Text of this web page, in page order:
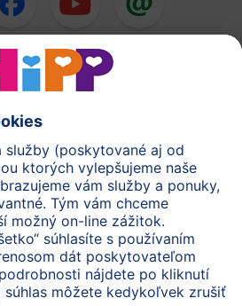
HiPP Príkrmy
HiPP Tehotenstvo
osobných údajov
používania webovej stránky
HiPP Kontakt